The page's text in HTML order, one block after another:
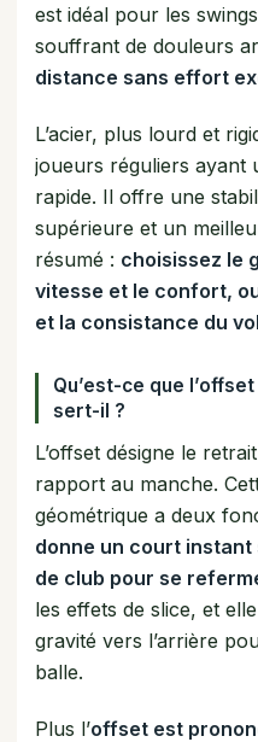
est idéal pour les
souffrant de douleurs
distance sans effort
L’acier, plus lourd et
joueurs réguliers ayant
rapide. Il offre une
supérieure et un
résumé : choisissez le
vitesse et le confort,
et la consistance du
Qu’est-ce que
sert-il ?
L’offset désigne le
rapport au manche.
géométrique a deux
donne un court
de club pour se
les effets de slice, et
gravité vers l’arrière
balle.
Plus l’offset est